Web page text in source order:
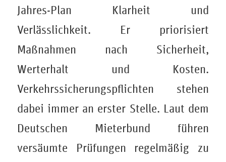
Jahres-Plan Klarheit und
Verlässlichkeit. Er priorisiert
Maßnahmen nach Sicherheit,
Werterhalt und Kosten.
Verkehrssicherungspflichten stehen
dabei immer an erster Stelle. Laut dem
Deutschen Mieterbund führen
versäumte Prüfungen regelmäßig zu